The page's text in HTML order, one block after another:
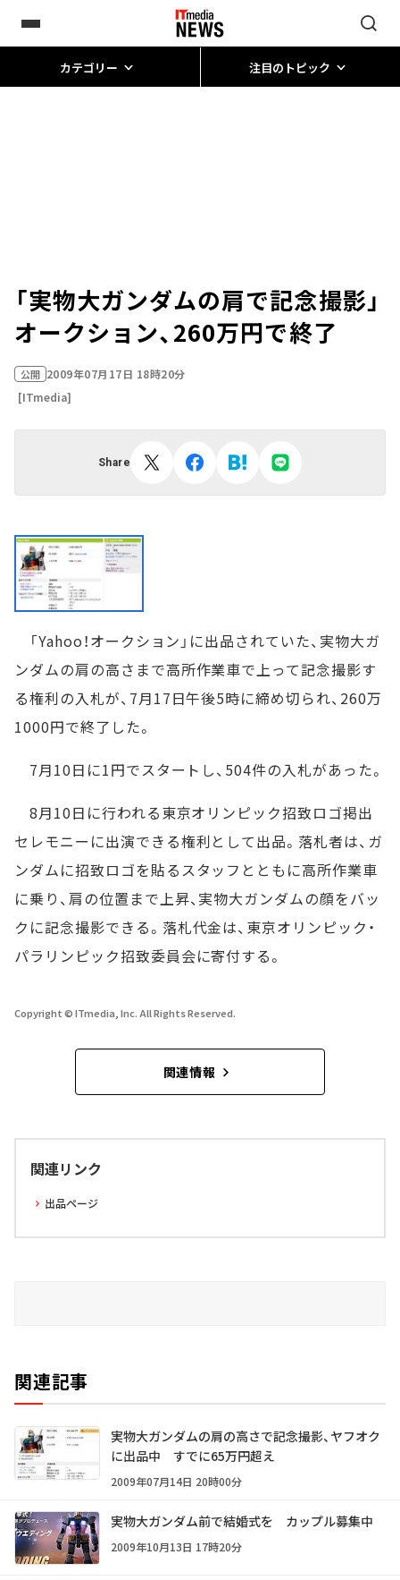
カテゴリー 注目のトピック
「実物大ガンダムの肩で記念撮影」
オークション、260万円で終了
公開 2009年07月17日 18時20分
[ITmedia]
Share
「Yahoo！オークション」に出品されていた、実物大ガ
ンダムの肩の高さまで高所作業車で上って記念撮影す
る権利の入札が、7月17日午後5時に締め切られ、260万
1000円で終了した。
7月10日に1円でスタートし、504件の入札があった。
8月10日に行われる東京オリンピック招致ロゴ掲出
セレモニーに出演できる権利として出品。落札者は、ガ
ンダムに招致ロゴを貼るスタッフとともに高所作業車
に乗り、肩の位置まで上昇、実物大ガンダムの顔をバッ
クに記念撮影できる。落札代金は、東京オリンピック・
パラリンピック招致委員会に寄付する。
Copyright © ITmedia, Inc. All Rights Reserved.
関連情報
関連リンク
出品ページ
関連記事
実物大ガンダムの肩の高さで記念撮影、ヤフオク
に出品中 すでに65万円超え
2009年07月14日 20時00分
実物大ガンダム前で結婚式を カップル募集中
2009年10月13日 17時20分